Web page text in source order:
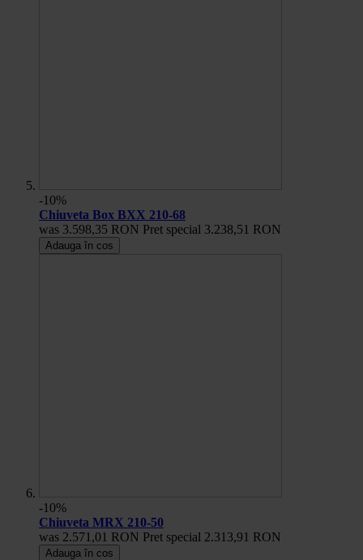
-10%
Chiuveta Box BXX 210-68
was 3.598,35 RON Pret special 3.238,51 RON
Adauga în cos
-10%
Chiuveta MRX 210-50
was 2.571,01 RON Pret special 2.313,91 RON
Adauga în cos